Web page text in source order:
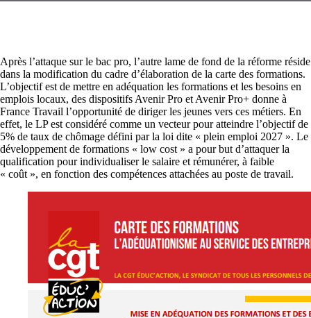
Après l’attaque sur le bac pro, l’autre lame de fond de la réforme réside
dans la modification du cadre d’élaboration de la carte des formations.
L’objectif est de mettre en adéquation les formations et les besoins en
emplois locaux, des dispositifs Avenir Pro et Avenir Pro+ donne à
France Travail l’opportunité de diriger les jeunes vers ces métiers. En
effet, le LP est considéré comme un vecteur pour atteindre l’objectif de
5% de taux de chômage défini par la loi dite « plein emploi 2027 ». Le
développement de formations « low cost » a pour but d’attaquer la
qualification pour individualiser le salaire et rémunérer, à faible
« coût », en fonction des compétences attachées au poste de travail.